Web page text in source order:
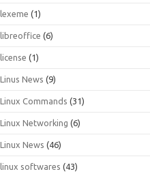
lexeme (1)
libreoffice (6)
license (1)
Linus News (9)
Linux Commands (31)
Linux Networking (6)
Linux News (46)
linux softwares (43)